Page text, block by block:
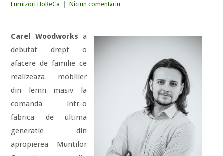
Furnizori HoReCa
Niciun comentariu
Carel Woodworks a
debutat drept o
afacere de familie ce
realizeaza mobilier
din lemn masiv la
comanda intr-o
fabrica de ultima
generatie din
apropierea Muntilor